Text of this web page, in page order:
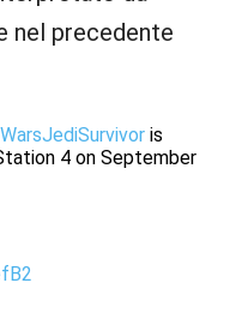
nel precedente
is
4 on September